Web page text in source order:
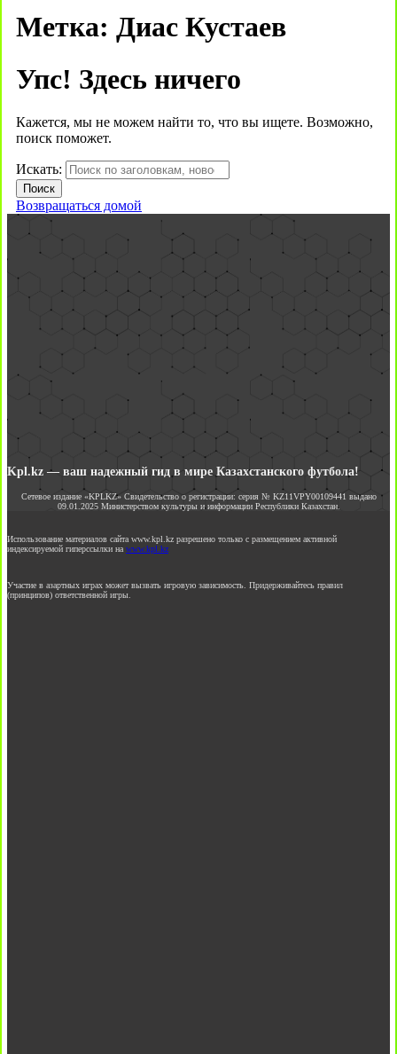
Метка: Диас Кустаев
Упс! Здесь ничего
Кажется, мы не можем найти то, что вы ищете. Возможно,
поиск поможет.
Искать:
Возвращаться домой
Kpl.kz — ваш надежный гид в мире Казахстанского футбола!
Сетевое издание «KPLKZ» Свидетельство о регистрации: серия № KZ11VPY00109441 выдано
09.01.2025 Министерством культуры и информации Республики Казахстан.
Использование материалов сайта www.kpl.kz разрешено только с размещением активной
индексируемой гиперссылки на www.kpl.kz
Участие в азартных играх может вызвать игровую зависимость. Придерживайтесь правил
(принципов) ответственной игры.